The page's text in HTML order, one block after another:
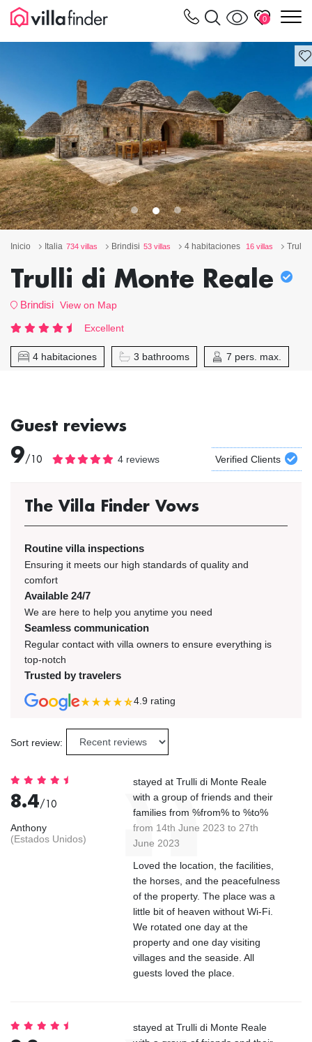
0
Inicio Italia 734 villas Brindisi 53 villas 4 habitaciones 16 villas Trulli
Trulli di Monte Reale
Brindisi View on Map
Excellent
4 habitaciones 3 bathrooms 7 pers. max.
Guest reviews
9/10 4 reviews Verified Clients
The Villa Finder Vows
Routine villa inspections
Ensuring it meets our high standards of quality and
comfort
Available 24/7
We are here to help you anytime you need
Seamless communication
Regular contact with villa owners to ensure everything is
top-notch
Trusted by travelers
4.9 rating
Sort review:
8.4/10
Anthony
(Estados Unidos)
stayed at Trulli di Monte Reale
with a group of friends and their
families from %from% to %to%
from 14th June 2023 to 27th
June 2023
Loved the location, the facilities,
the horses, and the peacefulness
of the property. The place was a
little bit of heaven without Wi-Fi.
We rotated one day at the
property and one day visiting
villages and the seaside. All
guests loved the place.
stayed at Trulli di Monte Reale
Panel de gestión de cookies